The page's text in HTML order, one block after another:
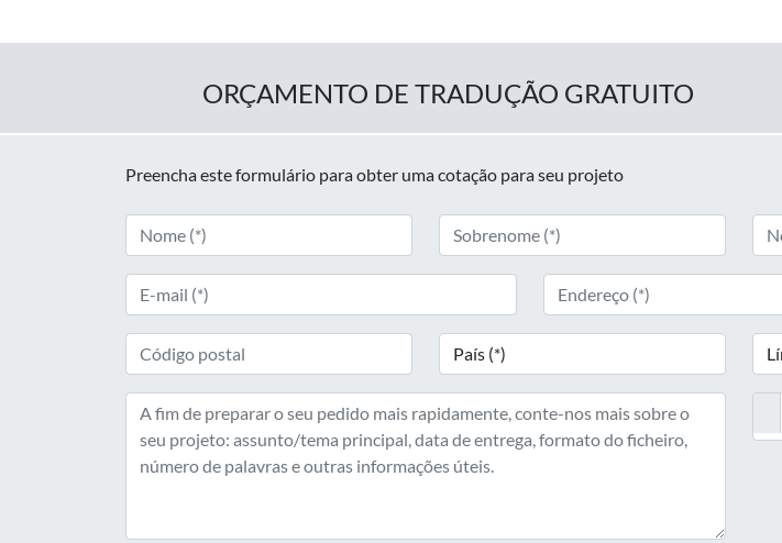
ORÇAMENTO DE TRADUÇÃO GRATUITO
Preencha este formulário para obter uma cotação para seu projeto